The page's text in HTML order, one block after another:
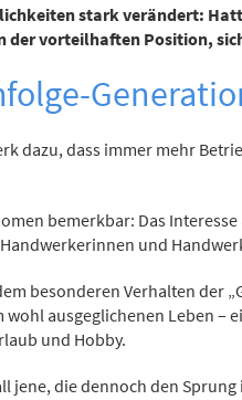
stark verändert:
vorteilhaften Position,
dazu, dass immer mehr
bemerkbar: Das
und
besonderen Verhalten der
ausgeglichenen Leben –
und Hobby.
jene, die dennoch den